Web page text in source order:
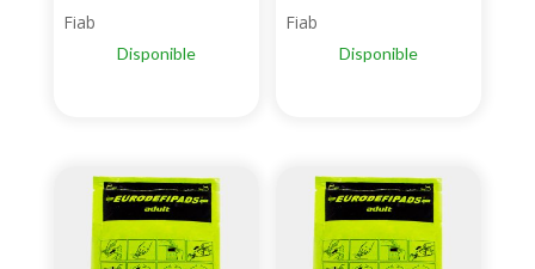
Fiab
Disponible
Fiab
Disponible